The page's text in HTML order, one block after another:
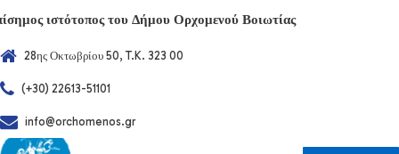
ιστότοπος του Δήμου Ορχομενού Βοιωτίας
28ης Οκτωβρίου 50, T.K. 323 00
(+30) 22613-51101
info@orchomenos.gr